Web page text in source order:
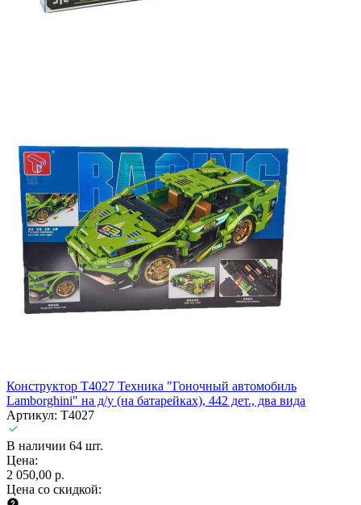
Конструктор T4027 Техника "Гоночный автомобиль
Lamborghini" на д/у (на батарейках), 442 дет., два вида
Артикул: T4027
В наличии 64 шт.
Цена:
2 050,00 р.
Цена со скидкой: